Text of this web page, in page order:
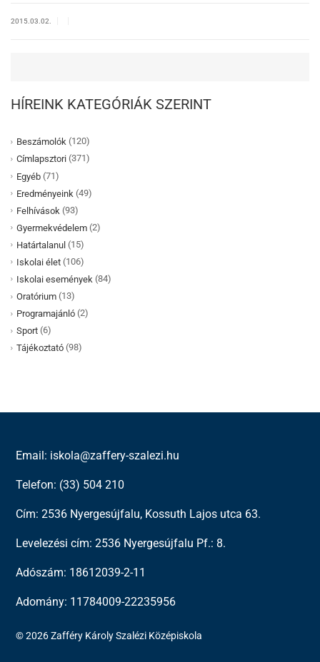
2015.03.02.
HÍREINK KATEGÓRIÁK SZERINT
Beszámolók (120)
Címlapsztori (371)
Egyéb (71)
Eredményeink (49)
Felhívások (93)
Gyermekvédelem (2)
Határtalanul (15)
Iskolai élet (106)
Iskolai események (84)
Oratórium (13)
Programajánló (2)
Sport (6)
Tájékoztató (98)
Email: iskola@zaffery-szalezi.hu
Telefon: (33) 504 210
Cím: 2536 Nyergesújfalu, Kossuth Lajos utca 63.
Levelezési cím: 2536 Nyergesújfalu Pf.: 8.
Adószám: 18612039-2-11
Adomány: 11784009-22235956
© 2026 Zafféry Károly Szalézi Középiskola